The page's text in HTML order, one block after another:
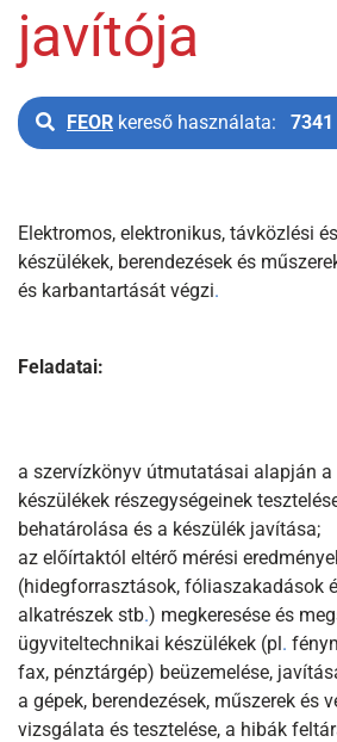
javítója
FEOR kereső használata: 7341
Elektromos, elektronikus, távközlési
készülékek, berendezések és
és karbantartását végzi.
Feladatai:
a szervízkönyv útmutatásai alapján
készülékek részegységeinek
behatárolása és a készülék javítása;
az előírtaktól eltérő mérési
(hidegforrasztások, fóliaszakadások
alkatrészek stb.) megkeresése és
ügyviteltechnikai készülékek (pl.
fax, pénztárgép) beüzemelése,
a gépek, berendezések, műszerek és
vizsgálata és tesztelése, a hibák